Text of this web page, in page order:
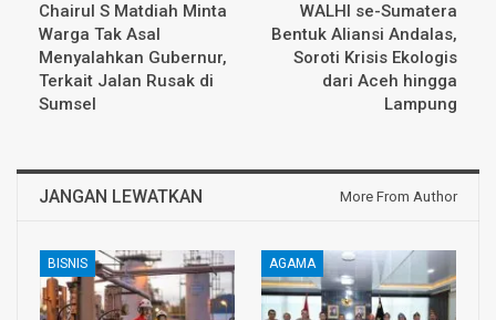
Chairul S Matdiah Minta
Warga Tak Asal
Menyalahkan Gubernur,
Terkait Jalan Rusak di
Sumsel
WALHI se-Sumatera
Bentuk Aliansi Andalas,
Soroti Krisis Ekologis
dari Aceh hingga
Lampung
JANGAN LEWATKAN More From Author
BISNIS AGAMA